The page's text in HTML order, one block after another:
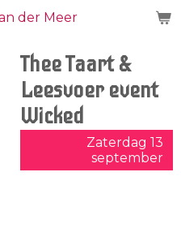
Thee Taart &
Leesvoer event
Wicked
Zaterdag 13
september